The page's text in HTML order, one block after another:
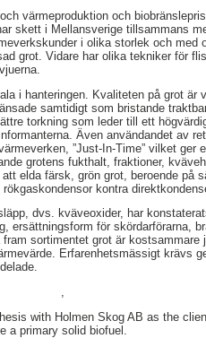
värmeproduktion och
skett i Mellansverige tillsammans
i olika storlek och med
grot. Vidare har olika tekniker för
i hanteringen. Kvaliteten på grot är
samtidigt som bristande
torkning som leder till ett
Även användandet av
”Just-In-Time” vilket ger
grotens fukthalt, fraktioner,
elda färsk, grön grot, beroende på
kontra
dvs. kväveoxider, har
ersättningsform för skördarförarna,
sortimentet grot är kostsammare
Erfarenhetsmässigt krävs
,
with Holmen Skog AB as the
a primary solid biofuel.